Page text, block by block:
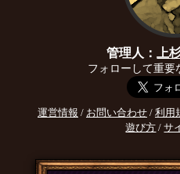
管理人：上
フォローして重要
運営情報 / お問い合わせ/ 利用
遊び方 /サ